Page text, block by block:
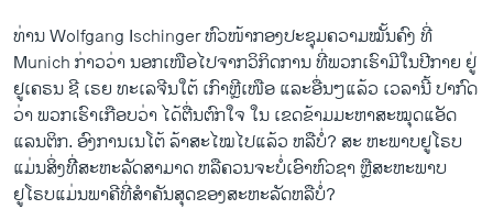
ທ່ານ Wolfgang Ischinger ຫົວໜ້າກອງປະຊຸມຄວາມໝັ້ນຄົງ ທີ່
Munich ກ່າວວ່າ ນອກເໜືອໄປຈາກວິກິດການ ທີ່ພວກເຮົາມີໃນປີກາຍ ຢູ່
ຢູເຄຣນ ຊີ ເຣຍ ທະເລຈີນໃຕ້ ເກົາຫຼີເໜືອ ແລະອື່ນໆແລ້ວ ເວລານີ້ ປາກົດ
ວ່າ ພວກເຮົາເກືອບວ່າ ໄດ້ຕື່ນຕົກໃຈ ໃນ ເຂດຂ້າມມະຫາສະໝຸດແອັດ
ແລນຕິກ. ອົງການເນໂຕ້ ລ້າສະໄໝໄປແລ້ວ ຫລືບໍ່? ສະ ຫະພາບຢູໂຣບ
ແມ່ນສິ່ງທີິ່ສະຫະລັດສາມາດ ຫລືຄວນຈະບໍ່ເອົາຫົວຊາ ຫຼືສະຫະພາບ
ຢູໂຣບແມ່ນພາຄີທີ່ສຳຄັນສຸດຂອງສະຫະລັດຫລືບໍ່?